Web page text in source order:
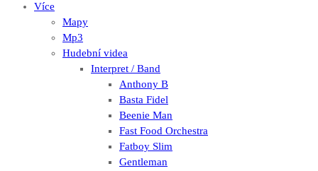
Více
Mapy
Mp3
Hudební videa
Interpret / Band
Anthony B
Basta Fidel
Beenie Man
Fast Food Orchestra
Fatboy Slim
Gentleman